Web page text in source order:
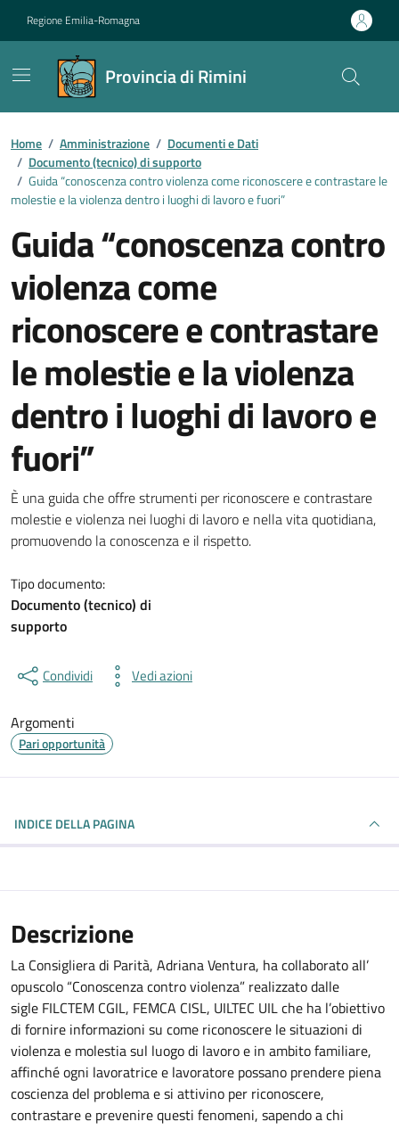
Regione Emilia-Romagna
Provincia di Rimini
Contenuti in evidenza
Home / Amministrazione / Documenti e Dati
/ Documento (tecnico) di supporto
/ Guida “conoscenza contro violenza come riconoscere e contrastare le
molestie e la violenza dentro i luoghi di lavoro e fuori”
Guida “conoscenza contro
violenza come
riconoscere e contrastare
le molestie e la violenza
dentro i luoghi di lavoro e
fuori”
Dettagli del documento
È una guida che offre strumenti per riconoscere e contrastare
molestie e violenza nei luoghi di lavoro e nella vita quotidiana,
promuovendo la conoscenza e il rispetto.
Tipo documento:
Documento (tecnico) di
supporto
Condividi Vedi azioni
Argomenti
Pari opportunità
INDICE DELLA PAGINA
Descrizione
La Consigliera di Parità, Adriana Ventura, ha collaborato all’
opuscolo “Conoscenza contro violenza” realizzato dalle
sigle FILCTEM CGIL, FEMCA CISL, UILTEC UIL che ha l’obiettivo
di fornire informazioni su come riconoscere le situazioni di
violenza e molestia sul luogo di lavoro e in ambito familiare,
affinché ogni lavoratrice e lavoratore possano prendere piena
coscienza del problema e si attivino per riconoscere,
contrastare e prevenire questi fenomeni, sapendo a chi